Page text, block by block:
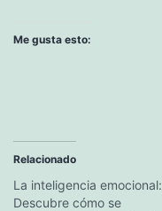
Me gusta esto:
Relacionado
La inteligencia emocional:
Descubre cómo se